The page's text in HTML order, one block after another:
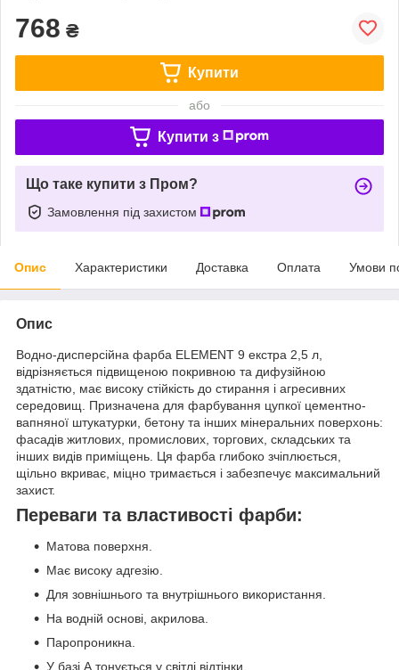
768 ₴
Купити
або
Купити з
Що таке купити з Пром?
Замовлення під захистом
Опис Характеристики Доставка Оплата Умови
Опис
Водно-дисперсійна фарба ELEMENT 9 екстра 2,5 л,
відрізняється підвищеною покривною та дифузійною
здатністю, має високу стійкість до стирання і агресивних
середовищ. Призначена для фарбування цупкої цементно-
вапняної штукатурки, бетону та інших мінеральних поверхонь:
фасадів житлових, промислових, торгових, складських та
інших видів приміщень. Ця фарба глибоко зчіплюється,
щільно вкриває, міцно тримається і забезпечує максимальний
захист.
Переваги та властивості фарби:
Матова поверхня.
Має високу адгезію.
Для зовнішнього та внутрішнього використання.
На водній основі, акрилова.
Паропроникна.
У базі А тонується у світлі відтінки.